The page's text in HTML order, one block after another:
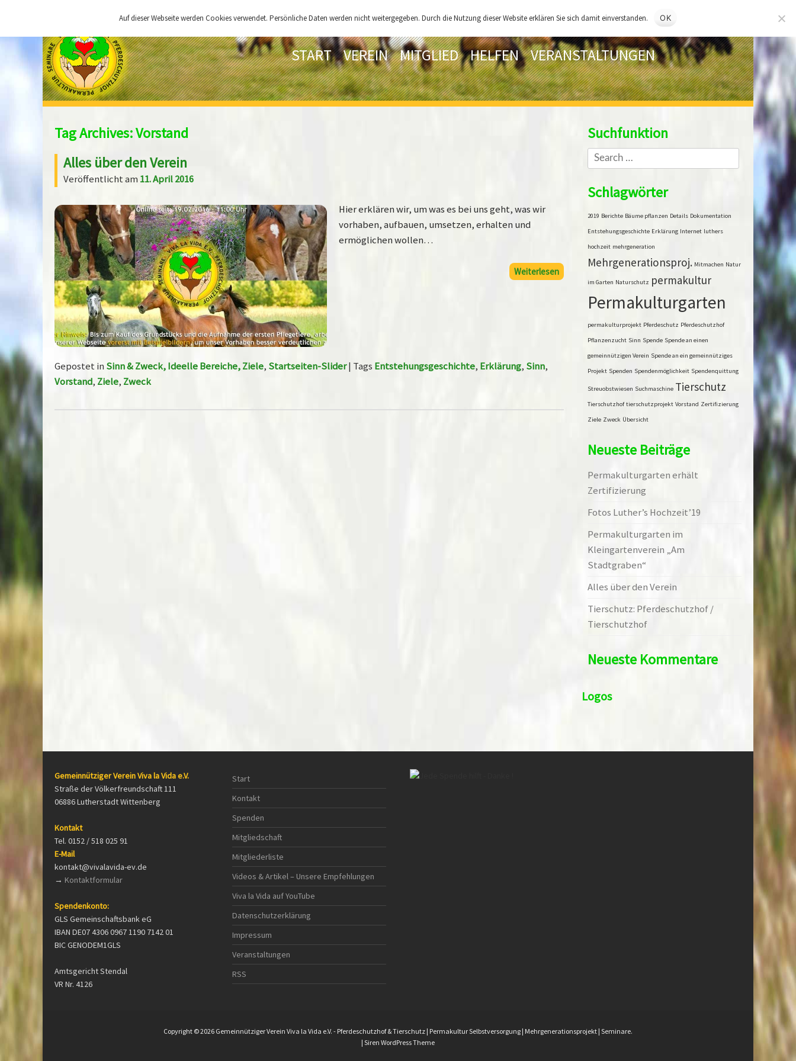
START VEREIN MITGLIED HELFEN VERANSTALTUNGEN
Tag Archives:Vorstand
Alles über den Verein
Veröffentlicht am 11. April 2016
Hier erklären wir, um was es bei uns geht, was wir
vorhaben, aufbauen, umsetzen, erhalten und
ermöglichen wollen…
Weiterlesen
Gepostet in Sinn & Zweck, Ideelle Bereiche, Ziele, Startseiten-Slider| Tags Entstehungsgeschichte, Erklärung, Sinn,
Vorstand, Ziele, Zweck
Suchfunktion
Search
Schlagwörter
2019 Berichte Bäume pflanzen Details Dokumentation
Entstehungsgeschichte Erklärung Internet luthers
hochzeit mehrgeneration
Mehrgenerationsproj. Mitmachen Natur
im Garten Naturschutz permakultur
Permakulturgarten
permakulturprojekt Pferdeschutz Pferdeschutzhof
Pflanzenzucht Sinn Spende Spende an einen
gemeinnützigen Verein Spende an ein gemeinnütziges
Projekt Spenden Spendenmöglichkeit Spendenquittung
Streuobstwiesen Suchmaschine Tierschutz
Tierschutzhof tierschutzprojekt Vorstand Zertifizierung
Ziele Zweck Übersicht
Neueste Beiträge
Permakulturgarten erhält
Zertifizierung
Fotos Luther’s Hochzeit’19
Permakulturgarten im
Kleingartenverein „Am
Stadtgraben“
Alles über den Verein
Tierschutz: Pferdeschutzhof /
Tierschutzhof
Neueste Kommentare
Logos
Gemeinnütziger Verein Viva la Vida e.V.
Straße der Völkerfreundschaft 111
06886 Lutherstadt Wittenberg
Kontakt
Tel. 0152 / 518 025 91
E-Mail
kontakt@vivalavida-ev.de
→ Kontaktformular
Spendenkonto:
GLS Gemeinschaftsbank eG
IBAN DE07 4306 0967 1190 7142 01
BIC GENODEM1GLS
Amtsgericht Stendal
VR Nr. 4126
Start
Kontakt
Spenden
Mitgliedschaft
Mitgliederliste
Videos & Artikel – Unsere Empfehlungen
Viva la Vida auf YouTube
Datenschutzerklärung
Impressum
Veranstaltungen
RSS
Copyright © 2026 Gemeinnütziger Verein Viva la Vida e.V. - Pferdeschutzhof & Tierschutz | Permakultur Selbstversorgung | Mehrgenerationsprojekt | Seminare.
| Siren WordPress Theme
Auf dieser Webseite werden Cookies verwendet. Persönliche Daten werden nicht weitergegeben. Durch die Nutzung dieser Website erklären Sie sich damit einverstanden. OK